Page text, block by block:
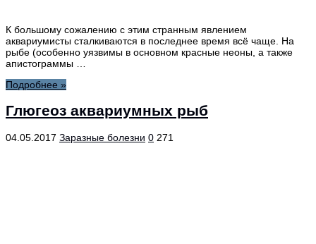
К большому сожалению с этим странным явлением
аквариумисты сталкиваются в последнее время всё чаще. На
рыбе (особенно уязвимы в основном красные неоны, а также
апистограммы …
Подробнее »
Глюгеоз аквариумных рыб
04.05.2017 Заразные болезни 0 271